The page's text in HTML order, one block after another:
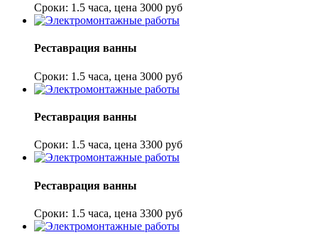
Сроки: 1.5 часа, цена 3000 руб
Реставрация ванны
Сроки: 1.5 часа, цена 3000 руб
Реставрация ванны
Сроки: 1.5 часа, цена 3300 руб
Реставрация ванны
Сроки: 1.5 часа, цена 3300 руб